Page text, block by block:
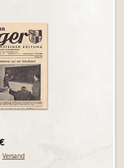
Versand